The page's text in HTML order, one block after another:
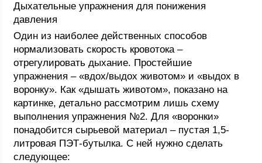
Дыхательные упражнения для понижения
давления
Один из наиболее действенных способов
нормализовать скорость кровотока –
отрегулировать дыхание. Простейшие
упражнения – «вдох/выдох животом» и «выдох в
воронку». Как «дышать животом», показано на
картинке, детально рассмотрим лишь схему
выполнения упражнения №2. Для «воронки»
понадобится сырьевой материал – пустая 1,5-
литровая ПЭТ-бутылка. С ней нужно сделать
следующее: